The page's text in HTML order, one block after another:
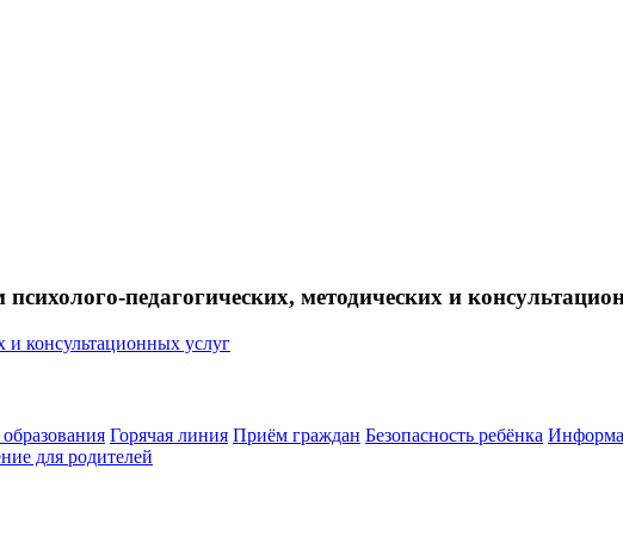
педагогических, методических и
Горячая линия Приём граждан Безопасность ребёнка
для родителей